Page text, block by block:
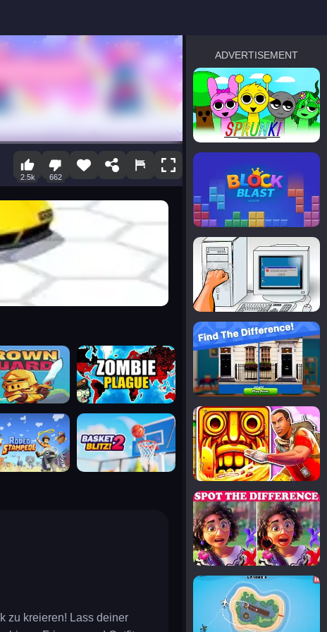
2.5k 662
guard zombie plague
stampede basket blitz
zu kreieren! Lass deiner
ADVERTISEMENT
sprunki
Blocky Blast!
smash it
notice the difference
temple run 2
spot the differences
silly sky